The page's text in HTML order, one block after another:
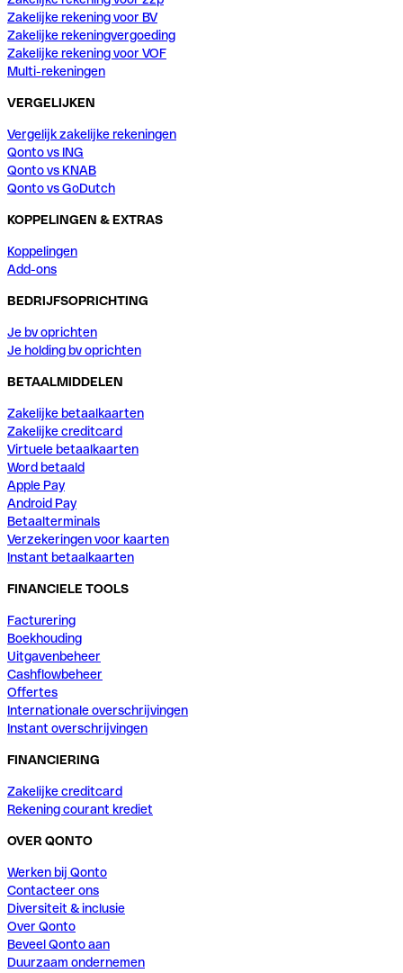
Zakelijke rekening voor BV
Zakelijke rekeningvergoeding
Zakelijke rekening voor VOF
Multi-rekeningen
VERGELIJKEN
Vergelijk zakelijke rekeningen
Qonto vs ING
Qonto vs KNAB
Qonto vs GoDutch
KOPPELINGEN & EXTRAS
Koppelingen
Add-ons
BEDRIJFSOPRICHTING
Je bv oprichten
Je holding bv oprichten
BETAALMIDDELEN
Zakelijke betaalkaarten
Zakelijke creditcard
Virtuele betaalkaarten
Word betaald
Apple Pay
Android Pay
Betaalterminals
Verzekeringen voor kaarten
Instant betaalkaarten
FINANCIELE TOOLS
Facturering
Boekhouding
Uitgavenbeheer
Cashflowbeheer
Offertes
Internationale overschrijvingen
Instant overschrijvingen
FINANCIERING
Zakelijke creditcard
Rekening courant krediet
OVER QONTO
Werken bij Qonto
Contacteer ons
Diversiteit & inclusie
Over Qonto
Beveel Qonto aan
Duurzaam ondernemen